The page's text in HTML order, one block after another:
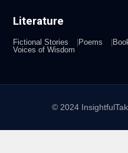
Literature
Fictional Stories Poems
Voices of Wisdom
© 2024